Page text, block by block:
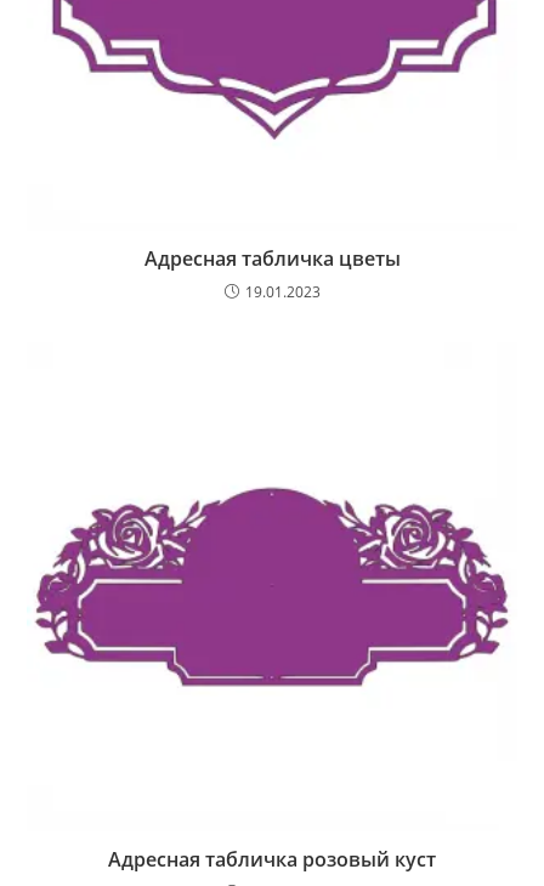
Адресная табличка цветы
19.01.2023
Адресная табличка розовый куст